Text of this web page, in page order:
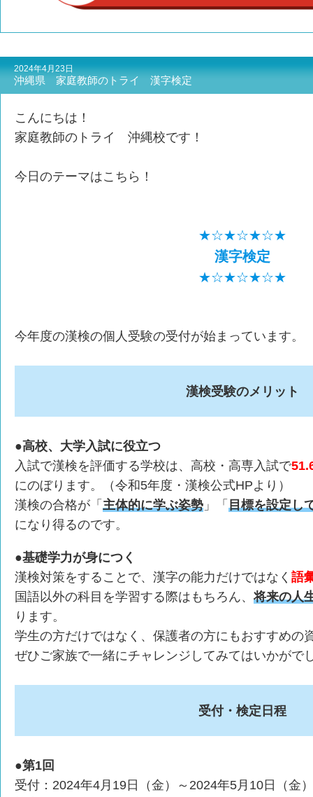
2024年4月23日
沖縄県 家庭教師のトライ 漢字検定
こんにちは！
家庭教師のトライ 沖縄校です！
今日のテーマはこちら！
★☆★☆★☆★
漢字検定
★☆★☆★☆★
今年度の漢検の個人受験の受付が始まっています。
漢検受験のメリット
●高校、大学入試に役立つ
入試で漢検を評価する学校は、高校・高専入試で
にのぼります。（令和5年度・漢検公式HPより）
漢検の合格が「 主体的に学ぶ姿勢 」「 目標を設定し
になり得るのです。
●基礎学力が身につく
漢検対策をすることで、漢字の能力だけではなく 語
国語以外の科目を学習する際はもちろん、 将来の人
ります。
学生の方だけではなく、保護者の方にもおすすめの
ぜひご家族で一緒にチャレンジしてみてはいかがで
受付・検定日程
●第1回
受付：2024年4月19日（金）～2024年5月10日（金）